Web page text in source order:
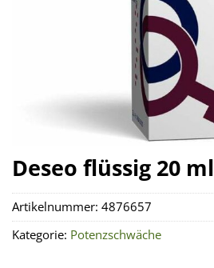
Deseo flüssig 20 ml
Artikelnummer: 4876657
Kategorie: Potenzschwäche